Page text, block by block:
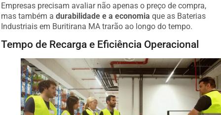
Empresas precisam avaliar não apenas o preço de compra,
mas também adurabilidade e a economia que as Baterias
Industriais em Buritirana MA trarão ao longo do tempo.
Tempo de Recarga e Eficiência Operacional